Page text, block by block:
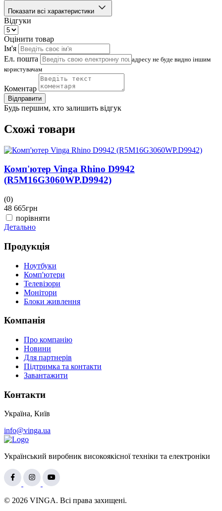
Показати всі характеристики
Відгуки
Оцінити товар
Ім'я
Ел. пошта
адресу не буде видно іншим
користувачам
Коментар
Відправити
Будь першим, хто залишить відгук
Схожі товари
Комп'ютер Vinga Rhino D9942
(R5M16G3060WP.D9942)
(0)
48 665грн
порівняти
Детально
Продукція
Ноутбуки
Комп'ютери
Телевізори
Монітори
Блоки живлення
Компанія
Про компанію
Новини
Для партнерів
Підтримка та контакти
Завантажити
Контакти
Україна, Київ
info@vinga.ua
Український виробник високоякісної техніки та електроніки
© 2026 VINGA. Всі права захищені.